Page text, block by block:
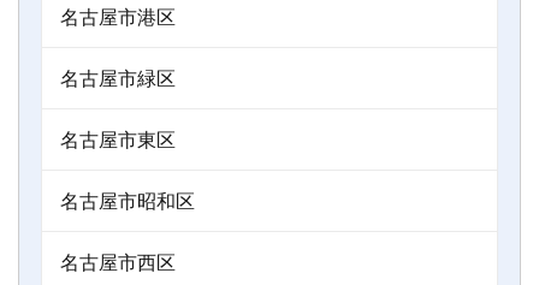
名古屋市港区
名古屋市緑区
名古屋市東区
名古屋市昭和区
名古屋市西区